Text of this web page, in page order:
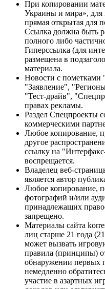
При копировании
Украины и мира», для
прямая открытая для
Ссылка должна быть
полного либо
Гиперссылка (для
размещена в
материала.
Новости с
"Заявление",
"Тест-драйв",
правах рекламы.
Раздел Спецпроекты
коммерческими
Любое копирование,
другое
ссылку на
воспрещается.
Владелец веб-
является автор
Любое копирование,
фотографий и/или
принадлежащих
запрещено.
Материалы сайта
лиц старше 21 года
может вызвать
правила (принципы)
обнаружении первых
немедленно
участие в азартных